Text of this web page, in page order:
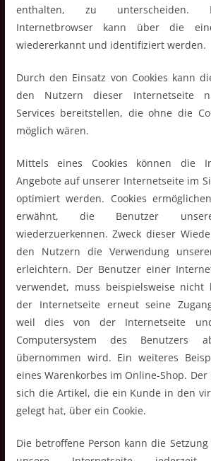
enthalten, zu unterscheiden.
Internetbrowser kann über die
wiedererkannt und identifiziert werden.
Durch den Einsatz von Cookies kann
den Nutzern dieser Internetseite
Services bereitstellen, die ohne die
möglich wären.
Mittels eines Cookies können die
Angebote auf unserer Internetseite im
optimiert werden. Cookies
erwähnt, die Benutzer
wiederzuerkennen. Zweck dieser
den Nutzern die Verwendung
erleichtern. Der Benutzer einer
verwendet, muss beispielsweise nicht
der Internetseite erneut seine
weil dies von der Internetseite
Computersystem des Benutzers
übernommen wird. Ein weiteres
eines Warenkorbes im Online-Shop.
sich die Artikel, die ein Kunde in den
gelegt hat, über ein Cookie.
Die betroffene Person kann die